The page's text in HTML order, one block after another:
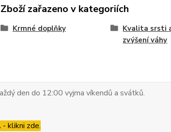
Zboží zařazeno v kategoriích
Krmné doplňky
Kvalita srsti
zvýšení váhy
den do 12:00 vyjma víkendů a svátků.
klikni zde.